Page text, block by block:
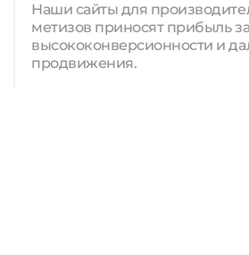
Наши сайты для
метизов приносят прибыль
высококонверсионности и
продвижения.